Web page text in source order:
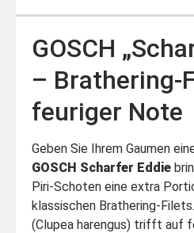
GOSCH
– Brathering-
feuriger Note
Geben Sie Ihrem Gaumen
GOSCH Scharfer Eddie
Piri-Schoten eine extra
klassischen Brathering-
(Clupea harengus) trifft auf